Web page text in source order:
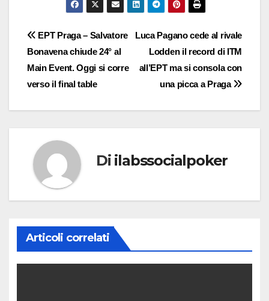
Navigazione
articoli
Luca Pagano cede al rivale
Lodden il record di ITM
all’EPT ma si consola con
una picca a Praga
EPT Praga – Salvatore
Bonavena chiude 24° al
Main Event. Oggi si corre
verso il final table
Di ilabssocialpoker
Articoli correlati